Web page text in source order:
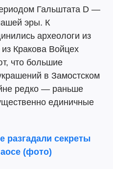
Гальштата D —
эры. К
археологи из
Кракова Войцех
что большие
в Замостском
редко — раньше
единичные
разгадали секреты
(фото)